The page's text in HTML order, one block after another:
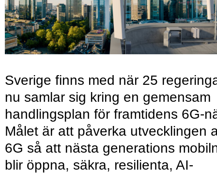
Sverige finns med när 25
nu samlar sig kring en gemensam
handlingsplan för framtidens 6G-
Målet är att påverka utvecklingen
6G så att nästa generations
blir öppna, säkra, resilienta, AI-